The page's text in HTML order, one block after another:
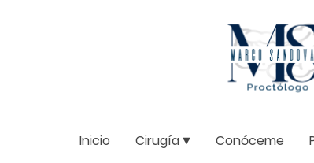
Inicio Cirugía Conóceme